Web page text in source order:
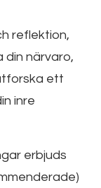
reflektion,
din närvaro,
ett
inre
erbjuds